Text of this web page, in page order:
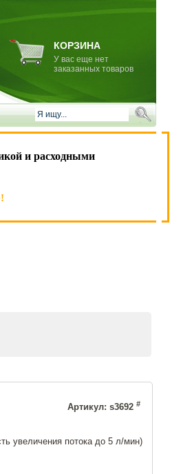
КОРЗИНА
У вас еще нет
заказанных товаров
и расходными
Артикул: s3692 #
увеличения потока до 5 л/мин)